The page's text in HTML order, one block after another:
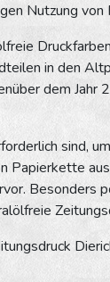
Nutzung von
in den
dem Jahr
sind,
Besonders